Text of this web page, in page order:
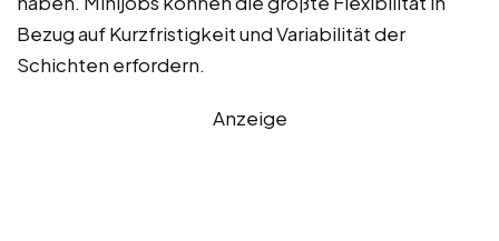
Bezug auf Kurzfristigkeit und Variabilität der
Schichten erfordern.
Anzeige